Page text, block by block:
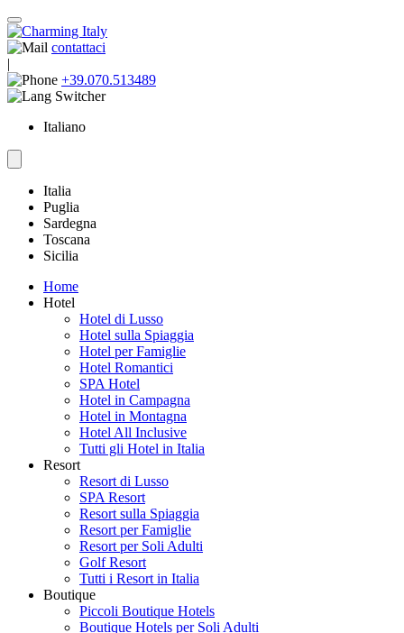
contattaci
|
+39.070.513489
Italiano
Italia
Puglia
Sardegna
Toscana
Sicilia
Home
Hotel
Hotel di Lusso
Hotel sulla Spiaggia
Hotel per Famiglie
Hotel Romantici
SPA Hotel
Hotel in Campagna
Hotel in Montagna
Hotel All Inclusive
Tutti gli Hotel in Italia
Resort
Resort di Lusso
SPA Resort
Resort sulla Spiaggia
Resort per Famiglie
Resort per Soli Adulti
Golf Resort
Tutti i Resort in Italia
Boutique
Piccoli Boutique Hotels
Boutique Hotels per Soli Adulti